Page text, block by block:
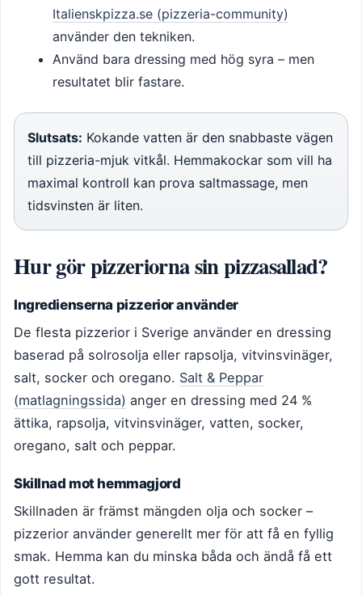
Italienskpizza.se (pizzeria-community)
använder den tekniken.
Använd bara dressing med hög syra – men
resultatet blir fastare.
Slutsats: Kokande vatten är den snabbaste vägen
till pizzeria-mjuk vitkål. Hemmakockar som vill ha
maximal kontroll kan prova saltmassage, men
tidsvinsten är liten.
Hur gör pizzeriorna sin pizzasallad?
Ingredienserna pizzerior använder
De flesta pizzerior i Sverige använder en dressing
baserad på solrosolja eller rapsolja, vitvinsvinäger,
salt, socker och oregano. Salt & Peppar
(matlagningssida) anger en dressing med 24 %
ättika, rapsolja, vitvinsvinäger, vatten, socker,
oregano, salt och peppar.
Skillnad mot hemmagjord
Skillnaden är främst mängden olja och socker –
pizzerior använder generellt mer för att få en fyllig
smak. Hemma kan du minska båda och ändå få ett
gott resultat.